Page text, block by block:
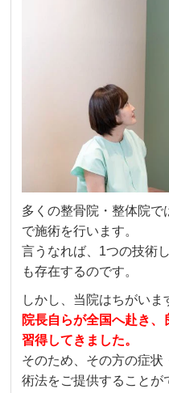
多くの整骨院・整体院
で施術を行います。
言うなれば、1つの技術
も存在するのです。
しかし、当院はちがいま
院長自らが全国へ赴き
習得してきました。
そのため、その方の症
術法をご提供することが